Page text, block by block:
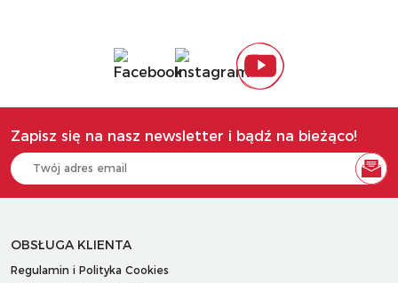
Zapisz się na nasz newsletter i bądź na bieżąco!
OBSŁUGA KLIENTA
Regulamin i Polityka Cookies